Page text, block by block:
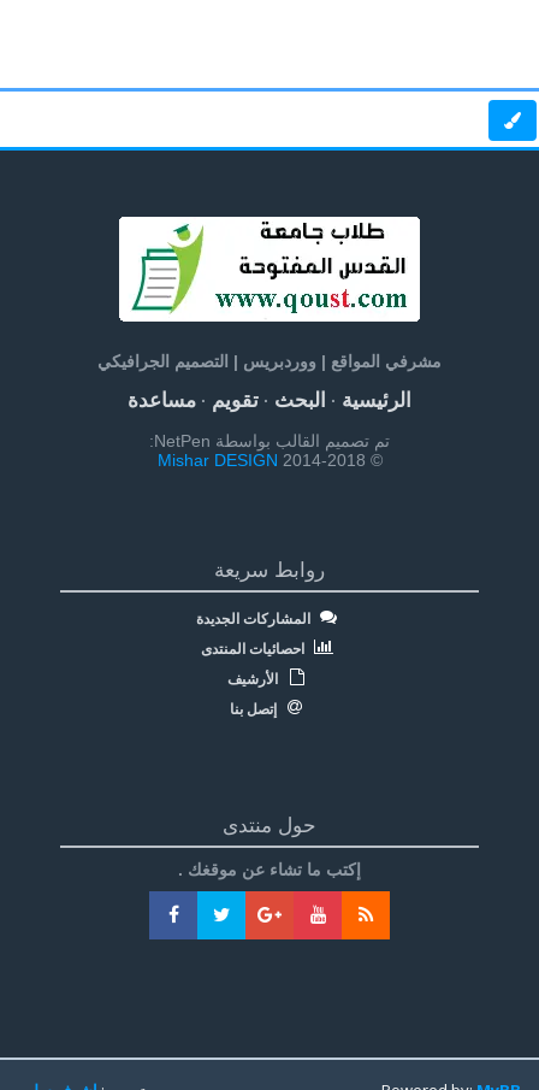
مشرفي المواقع | ووردبريس | التصميم الجرافيكي
الرئيسية· البحث· تقويم· مساعدة
تم تصميم القالب بواسطة NetPen:
© 2014-2018
Mishar DESIGN
روابط سريعة
المشاركات الجديدة
احصائيات المنتدى
الأرشيف
إتصل بنا
حول منتدى
إكتب ما تشاء عن موقغك .